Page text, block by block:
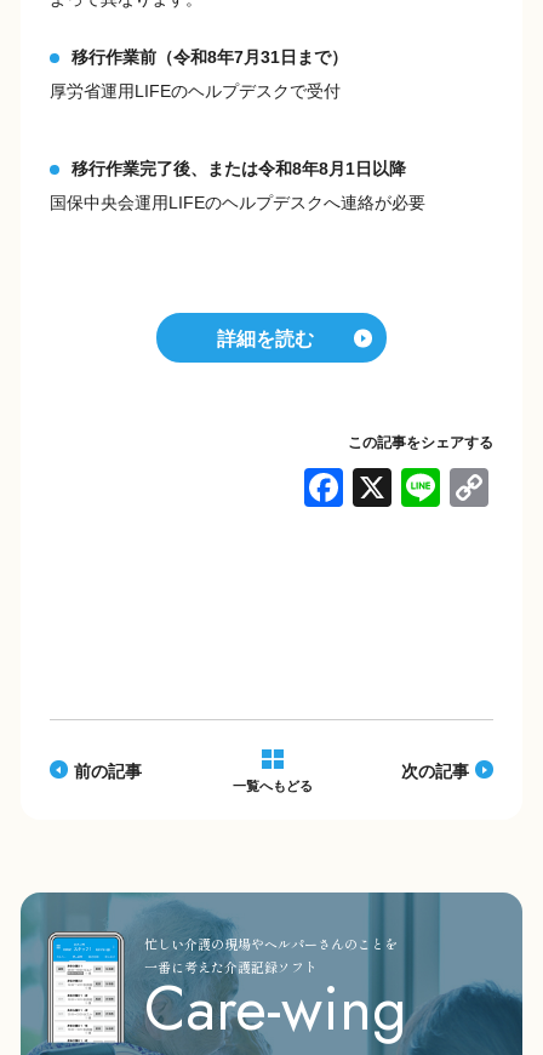
移行作業前（令和8年7月31日まで）
厚労省運用LIFEのヘルプデスクで受付
移行作業完了後、または令和8年8月1日以降
国保中央会運用LIFEのヘルプデスクへ連絡が必要
詳細を読む
この記事をシェアする
F
o
X Li
前の記事
一覧へもどる
次の記事
Care-wing
忙しい介護の現場やヘルパーさんのことを
一番に考えた介護記録ソフト